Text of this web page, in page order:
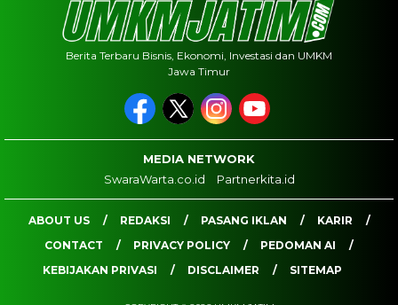
Berita Terbaru Bisnis, Ekonomi, Investasi dan UMKM
Jawa Timur
MEDIA NETWORK
SwaraWarta.co.id
Partnerkita.id
ABOUT US REDAKSI PASANG IKLAN
KARIR
CONTACT
PRIVACY POLICY
PEDOMAN AI
KEBIJAKAN PRIVASI
DISCLAIMER SITEMAP